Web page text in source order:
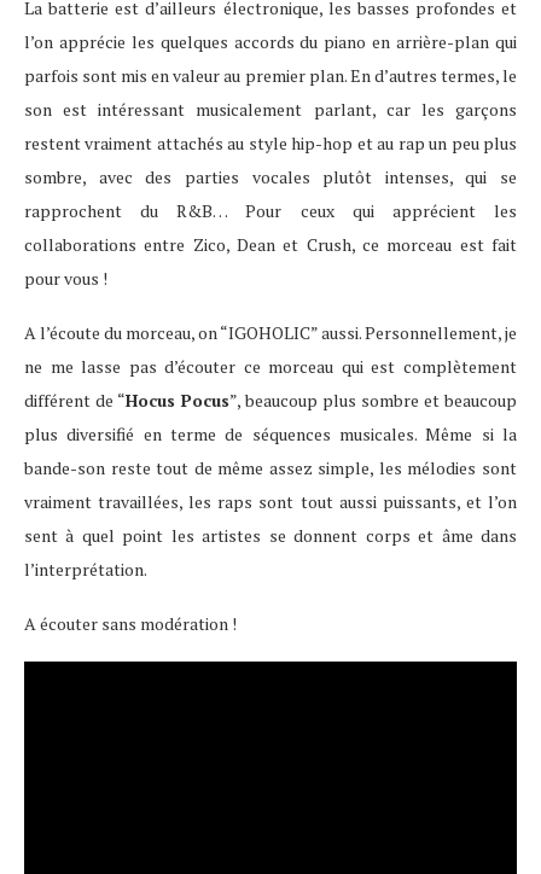
La batterie est d’ailleurs électronique, les basses profondes et
l’on apprécie les quelques accords du piano en arrière-plan qui
parfois sont mis en valeur au premier plan. En d’autres termes, le
son est intéressant musicalement parlant, car les garçons
restent vraiment attachés au style hip-hop et au rap un peu plus
sombre, avec des parties vocales plutôt intenses, qui se
rapprochent du R&B… Pour ceux qui apprécient les
collaborations entre Zico, Dean et Crush, ce morceau est fait
pour vous !
A l’écoute du morceau, on “IGOHOLIC” aussi. Personnellement, je
ne me lasse pas d’écouter ce morceau qui est complètement
différent de “Hocus Pocus”, beaucoup plus sombre et beaucoup
plus diversifié en terme de séquences musicales. Même si la
bande-son reste tout de même assez simple, les mélodies sont
vraiment travaillées, les raps sont tout aussi puissants, et l’on
sent à quel point les artistes se donnent corps et âme dans
l’interprétation.
A écouter sans modération !